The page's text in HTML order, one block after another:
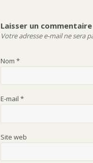
Laisser un commentaire
Votre adresse e-mail ne sera
Nom*
E-mail*
Site web